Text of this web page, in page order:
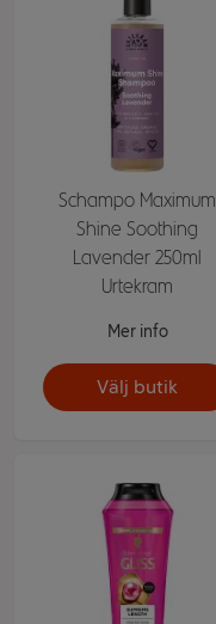
Schampo Maximum
Shine Soothing
Lavender 250ml
Urtekram
Mer info
Välj butik